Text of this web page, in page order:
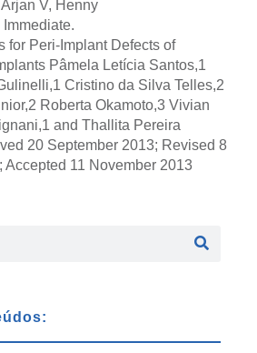
V, Henny
Immediate.
for Peri-Implant Defects of
Pâmela Letícia Santos,1
Cristino da Silva Telles,2
Roberta Okamoto,3 Vivian
and Thallita Pereira
20 September 2013; Revised 8
Accepted 11 November 2013